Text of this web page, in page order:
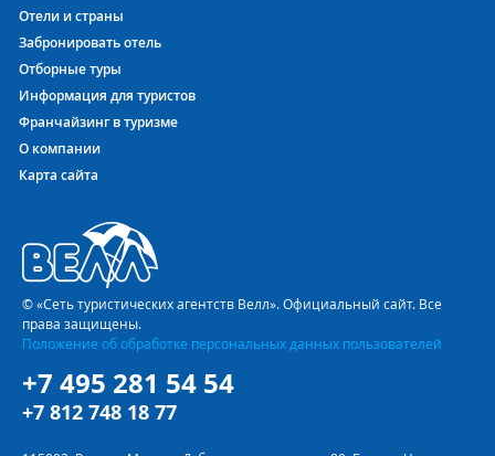
Отели и страны
Забронировать отель
Отборные туры
Информация для туристов
Франчайзинг в туризме
О компании
Карта сайта
© «Сеть туристических агентств Велл». Официальный сайт. Все
права защищены.
Положение об обработке персональных данных пользователей
+7 495 281 54 54
+7 812 748 18 77